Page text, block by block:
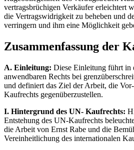
vertragsbrüchigen Verkäufer erleichtert
die Vertragswidrigkeit zu beheben und
verringern und ihm eine Möglichkeit
Zusammenfassung der
A. Einleitung: Diese Einleitung führt in
anwendbaren Rechts bei
und definiert das Ziel der Arbeit, die
Kaufrechts gegenüberzustellen.
I. Hintergrund des UN- Kaufrechts:
Entstehung des UN-Kaufrechts
die Arbeit von Ernst Rabe und die
Vereinheitlichung des internationalen